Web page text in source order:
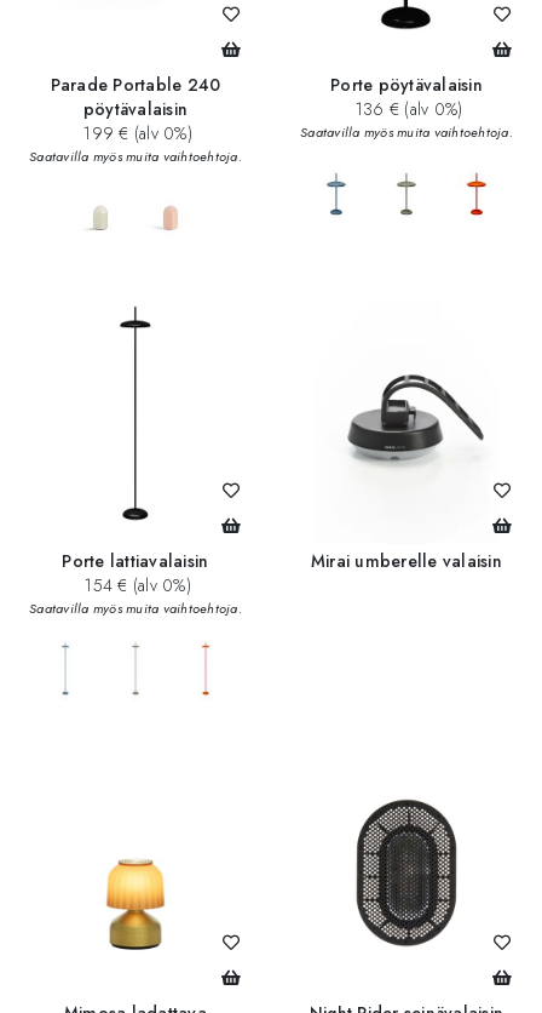
Parade Portable 240
pöytävalaisin
199 € (alv 0%)
Saatavilla myös muita vaihtoehtoja.
Porte pöytävalaisin
136 € (alv 0%)
Saatavilla myös muita vaihtoehtoja.
Porte lattiavalaisin
154 € (alv 0%)
Saatavilla myös muita vaihtoehtoja.
Mirai umberelle valaisin